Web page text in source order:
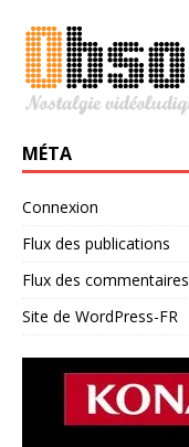
MÉTA
Connexion
Flux des publications
Flux des commentaires
Site de WordPress-FR